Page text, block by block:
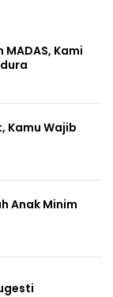
Kami
Kamu Wajib
Anak Minim